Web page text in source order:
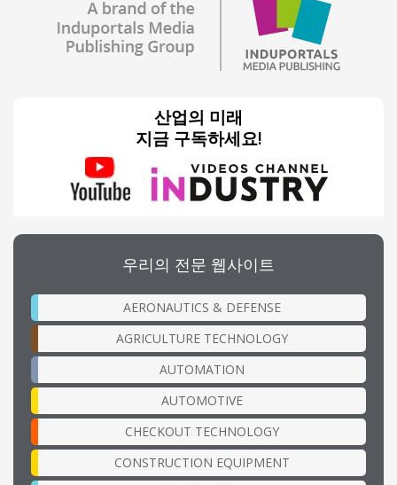
산업의 미래
지금 구독하세요!
우리의 전문 웹사이트
AERONAUTICS & DEFENSE
AGRICULTURE TECHNOLOGY
AUTOMATION
AUTOMOTIVE
CHECKOUT TECHNOLOGY
CONSTRUCTION EQUIPMENT